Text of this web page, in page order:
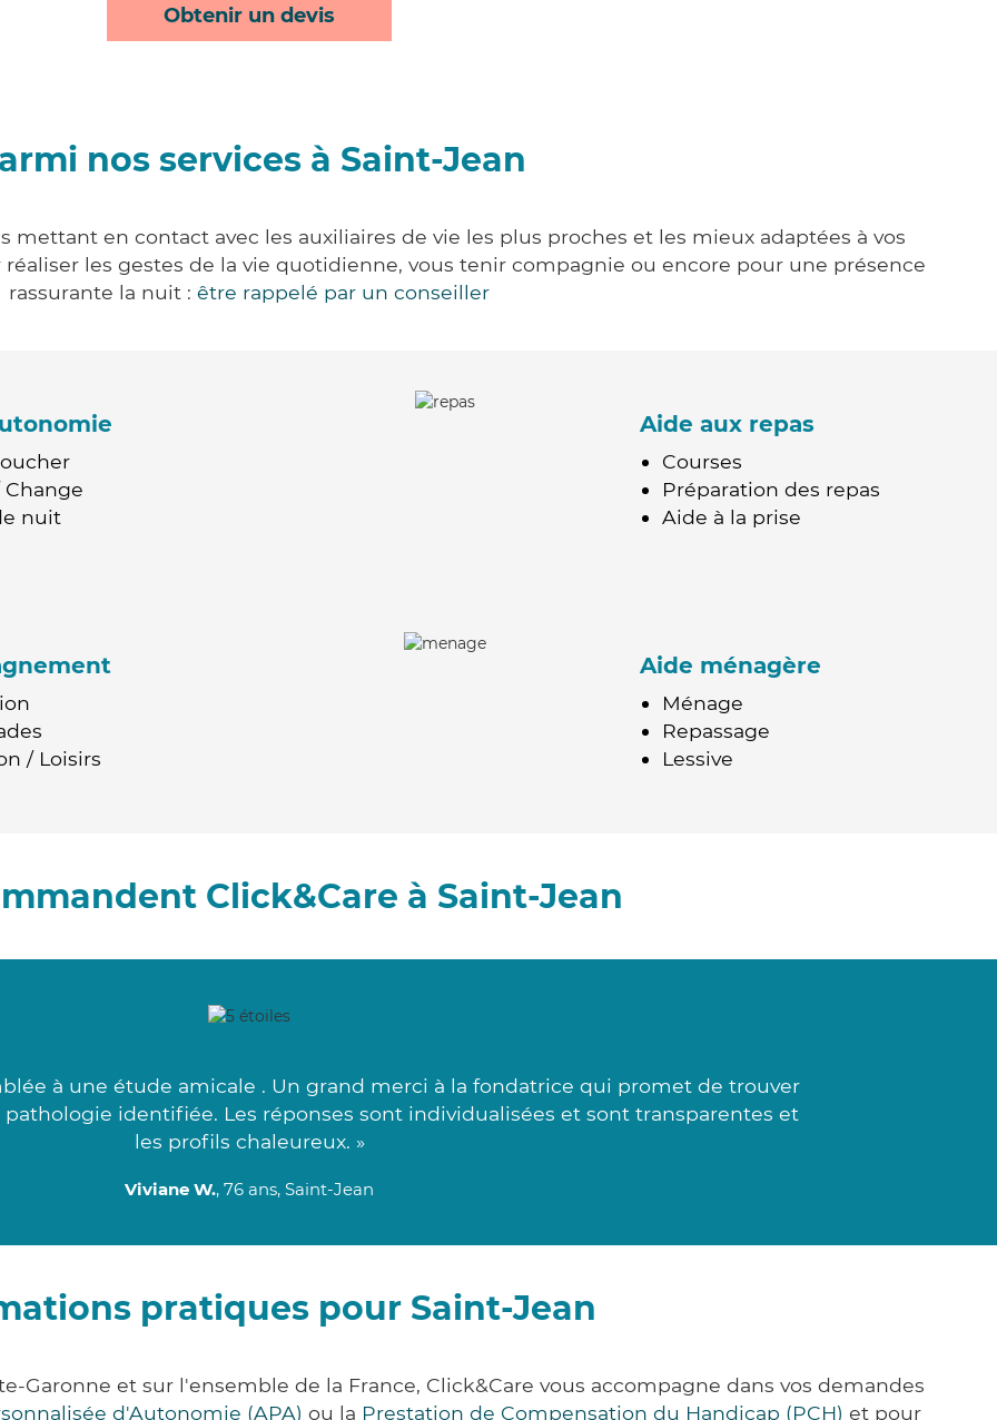
Obtenir un devis
nos services à Saint-Jean
mettant en contact avec les auxiliaires de vie les plus proches et les mieux adaptées à vos
les gestes de la vie quotidienne, vous tenir compagnie ou encore pour une présence
rassurante la nuit : être rappelé par un conseiller
nuit
Aide aux repas
Courses
Préparation des repas
Aide à la prise
/ Loisirs
Aide ménagère
Ménage
Repassage
Lessive
Click&Care à Saint-Jean
à une étude amicale . Un grand merci à la fondatrice qui promet de trouver
identifiée. Les réponses sont individualisées et sont transparentes et
les profils chaleureux. »
Viviane W., 76 ans, Saint-Jean
pratiques pour Saint-Jean
Garonne et sur l'ensemble de la France, Click&Care vous accompagne dans vos demandes
d'Autonomie (APA) ou la Prestation de Compensation du Handicap (PCH) et pour